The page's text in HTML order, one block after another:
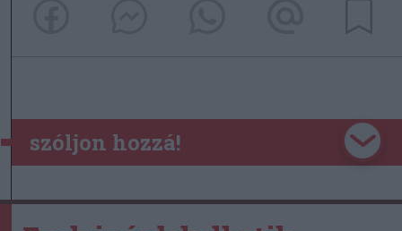
szóljon hozzá!